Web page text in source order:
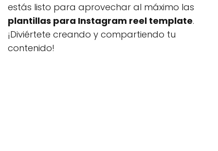
estás listo para aprovechar al máximo las
plantillas para Instagram reel template.
¡Diviértete creando y compartiendo tu
contenido!